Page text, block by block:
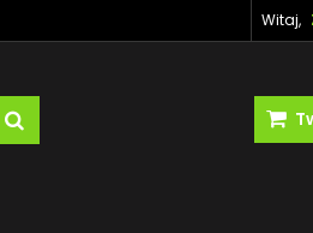
Witaj,